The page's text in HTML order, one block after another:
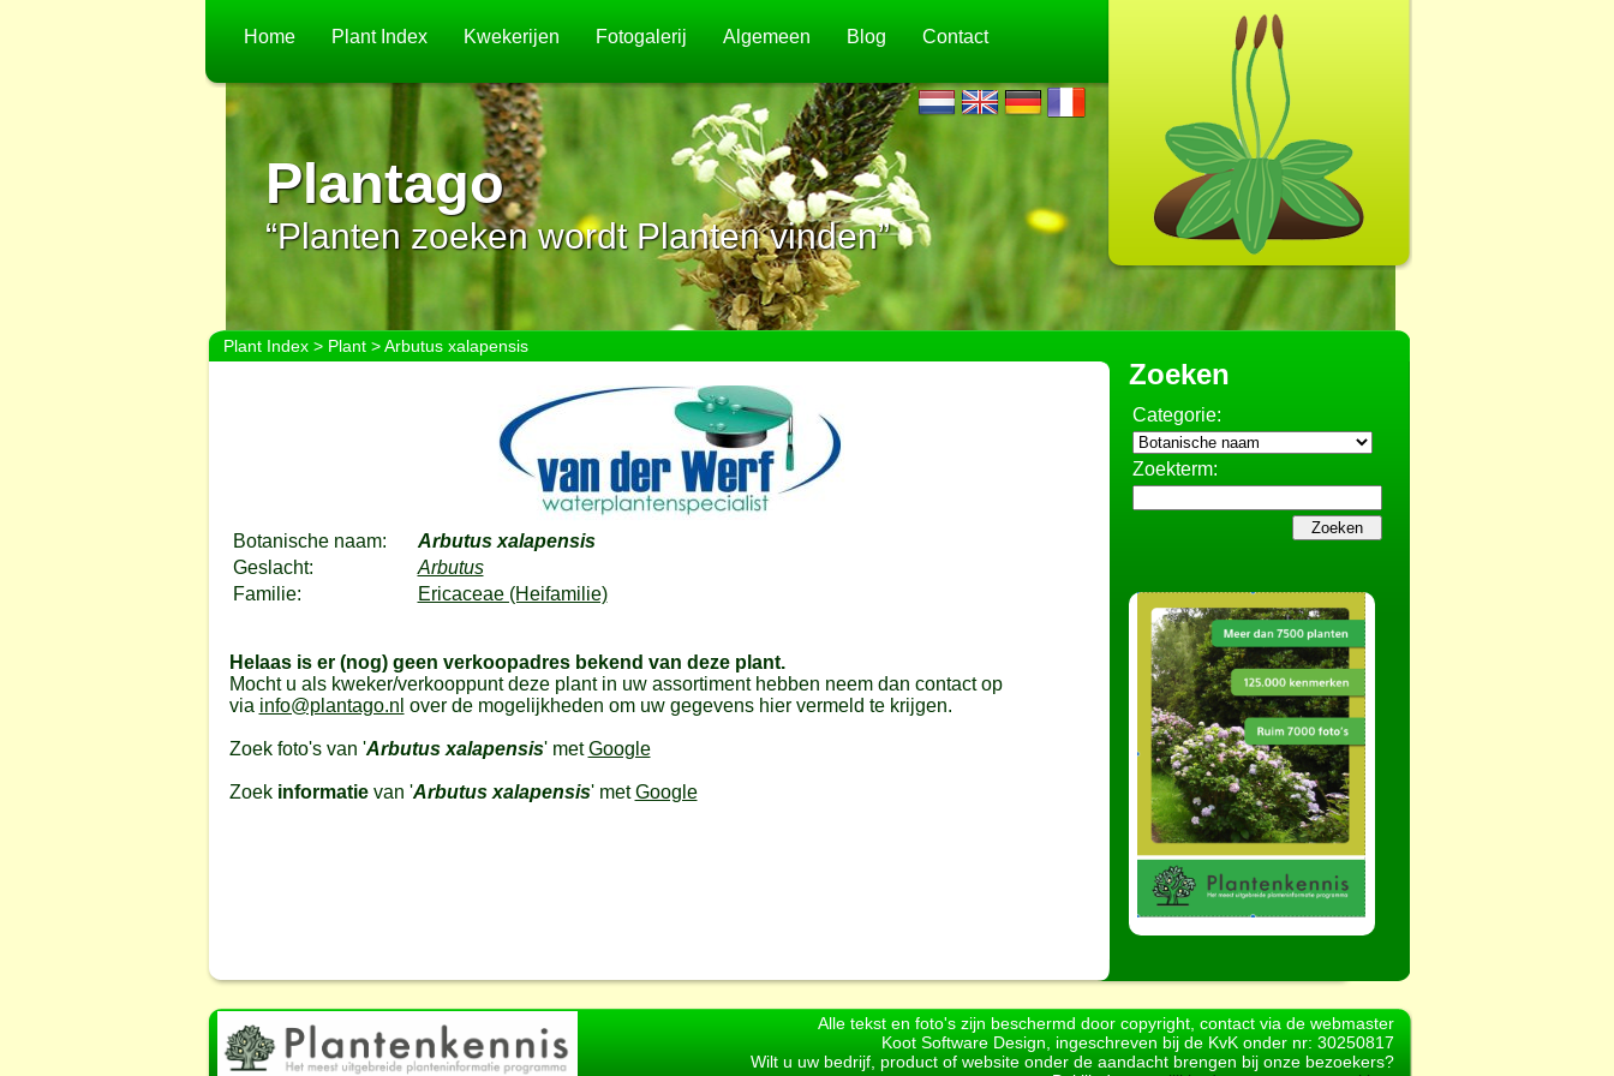
Home Plant Index Kwekerijen Fotogalerij Algemeen Blog Contact
Plantago
“Planten zoeken wordt Planten vinden”
Plant Index> Plant> Arbutus xalapensis
Botanische naam:
Arbutus xalapensis
Geslacht:
Arbutus
Familie:
Ericaceae (Heifamilie)
Helaas is er (nog) geen verkoopadres bekend van deze plant.
Mocht u als kweker/verkooppunt deze plant in uw assortiment hebben neem dan contact op
via info@plantago.nl over de mogelijkheden om uw gegevens hier vermeld te krijgen.
Zoek foto's van 'Arbutus xalapensis' metGoogle
Zoek informatievan 'Arbutus xalapensis' metGoogle
Zoeken
Categorie:
Zoekterm:
Alle tekst en foto's zijn beschermd door copyright, contact via de webmaster
Koot Software Design, ingeschreven bij de KvK onder nr: 30250817
Wilt u uw bedrijf, product of website onder de aandacht brengen bij onze bezoekers?